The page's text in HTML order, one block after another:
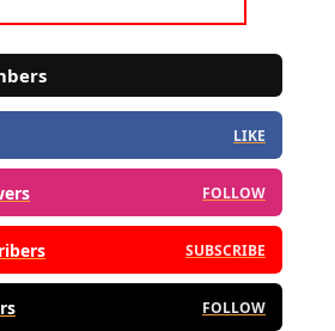
LIKE
FOLLOW
SUBSCRIBE
FOLLOW